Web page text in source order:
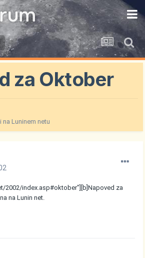
za Oktober
na Luninem netu
2002/index.asp#oktober"][b]Napoved za
na Lunin net.